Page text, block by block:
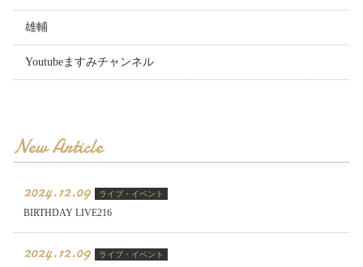
雄輔
Youtubeますみチャンネル
New Article
2024.12.09 ライブ・イベント
BIRTHDAY LIVE216
2024.12.09 ライブ・イベント